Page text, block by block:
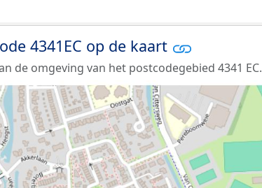
4341EC op de kaart
de omgeving van het postcodegebied 4341 EC.